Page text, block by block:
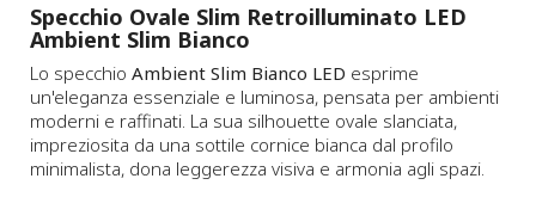
Specchio Ovale Slim Retroilluminato LED
Ambient Slim Bianco
Lo specchio Ambient Slim Bianco LED esprime
un'eleganza essenziale e luminosa, pensata per ambienti
moderni e raffinati. La sua silhouette ovale slanciata,
impreziosita da una sottile cornice bianca dal profilo
minimalista, dona leggerezza visiva e armonia agli spazi.